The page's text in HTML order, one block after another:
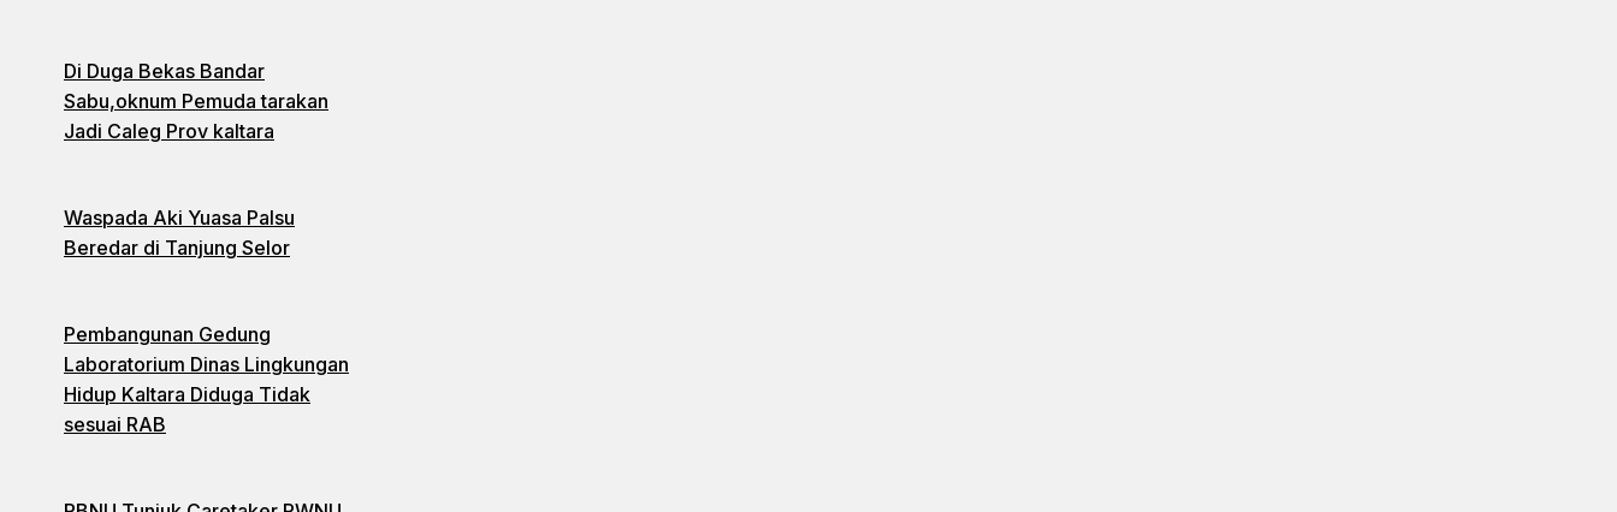
Di Duga Bekas Bandar
Sabu,oknum Pemuda tarakan
Jadi Caleg Prov kaltara
Waspada Aki Yuasa Palsu
Beredar di Tanjung Selor
Pembangunan Gedung
Laboratorium Dinas Lingkungan
Hidup Kaltara Diduga Tidak
sesuai RAB